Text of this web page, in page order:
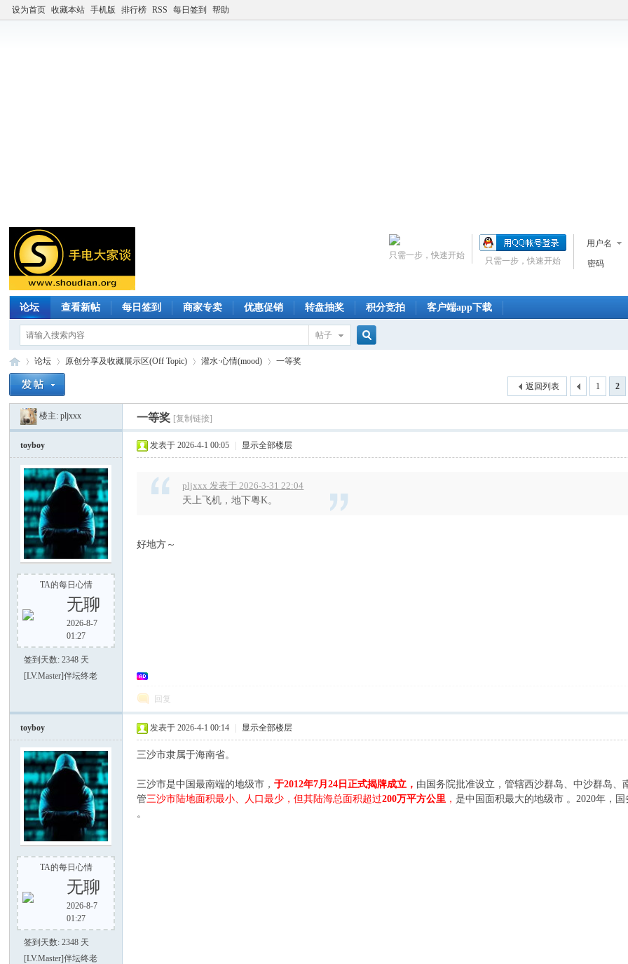
设为首页 收藏本站 手机版 排行榜 RSS 每日签到 帮助
用户名
密码
只需一步，快速开始
只需一步，快速开始
论坛 查看新帖 每日签到 商家专卖 优惠促销 转盘抽奖 积分竞拍 客户端app下载
帖子
»
论坛
›
原创分享及收藏展示区(Off Topic)
›
灌水·心情(mood) 一等奖
1 2
返回列表
楼主:pljxxx 一等奖 [复制链接]
toyboy
TA的每日心情
无聊
2026-8-7
01:27
签到天数: 2348 天
[LV.Master]伴坛终老
发表于 2026-4-1 00:05 显示全部楼层
pljxxx 发表于 2026-3-31 22:04
天上飞机，地下粤K。
好地方～
回复
toyboy
TA的每日心情
无聊
2026-8-7
01:27
签到天数: 2348 天
[LV.Master]伴坛终老
发表于 2026-4-1 00:14 显示全部楼层
三沙市隶属于海南省‌。
三沙市是中国最南端的地级市，于2012年7月24日正式揭牌成立， 由国务院批准设立，管辖西沙群岛、中沙群岛
管三沙市陆地面积最小、人口最少，但其陆海总面积超过200万平方公里 ，是中国面积最大的地级市 。2020年，
。